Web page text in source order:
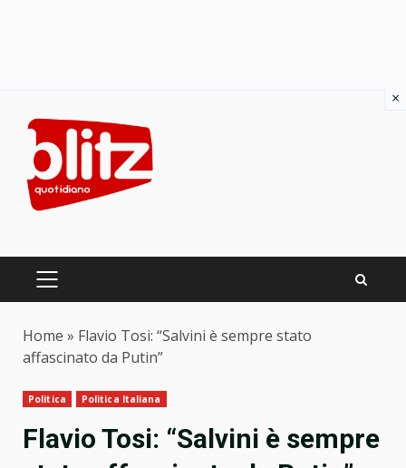
content
PRIMARY
Home » Flavio Tosi: “Salvini è sempre stato
affascinato da Putin”
Politica Politica Italiana
Flavio Tosi: “Salvini è sempre
×